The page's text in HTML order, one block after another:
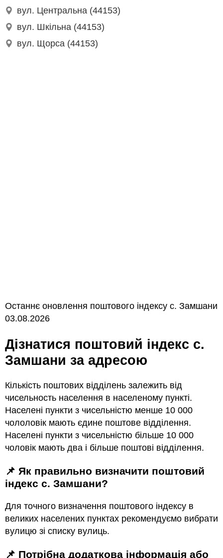
вул. Центральна (44153)
вул. Шкільна (44153)
вул. Щорса (44153)
Останнє оновлення поштового індексу с. Замшани
03.08.2026
Дізнатися поштовий індекс с.
Замшани за адресою
Кількість поштових відділень залежить від
чисельность населення в населеному пункті.
Населені пункти з чисельністю менше 10 000
чололовік мають єдине поштове відділення.
Населені пункти з чисельністю більше 10 000
чоловік мають два і більше поштові відділення.
📌 Як правильно визначити поштовий
індекс с. Замшани?
Для точного визначення поштового індексу в
великих населених пунктах рекомендуємо вибрати
вулицю зі списку вулиць.
📌 Потрібна додаткова інформація або